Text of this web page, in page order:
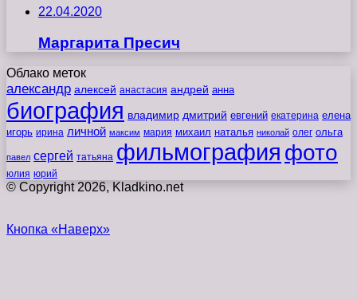
22.04.2020
Маргарита Пресич
Облако меток
александр алексей анастасия андрей анна
биография владимир дмитрий евгений екатерина елена
игорь ирина личной максим мария михаил наталья николай олег ольга
павел сергей татьяна фильмография фото
юлия юрий
© Copyright 2026, Kladkino.net
Кнопка «Наверх»